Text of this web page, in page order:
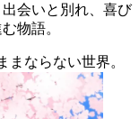
会いと別れ、喜び
物語。
ならない世界。